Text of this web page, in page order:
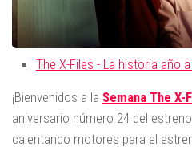
The X-Files - La historia año
¡Bienvenidos a la Semana The X-
aniversario número 24 del
calentando motores para el